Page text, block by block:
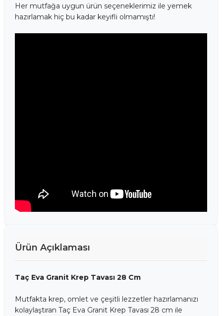
Ürün Açıklaması
Taç Eva Granit Krep Tavası 28 Cm
Mutfakta krep, omlet ve çeşitli lezzetler hazırlamanızı
kolaylaştıran Taç Eva Granit Krep Tavası 28 cm ile
Her mutfağa uygun ürün seçeneklerimiz ile yemek
hazırlamak hiç bu kadar keyifli olmamıştı!